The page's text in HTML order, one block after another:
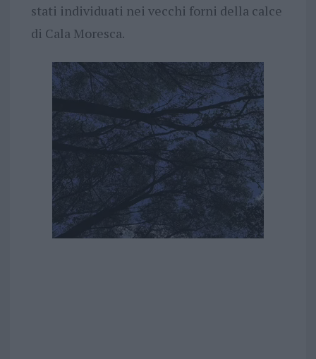
stati individuati nei vecchi forni della calce
di Cala Moresca.